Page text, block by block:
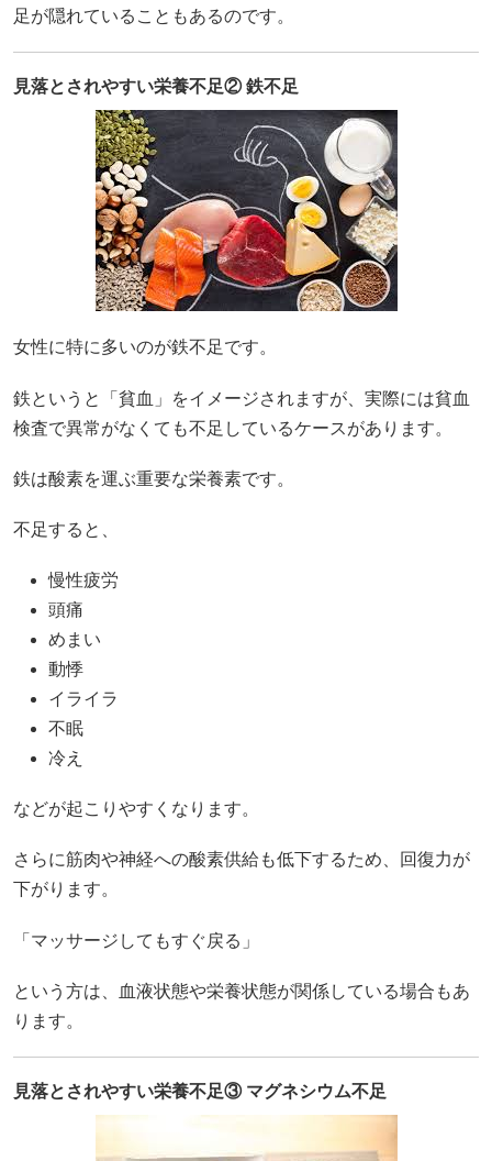
足が隠れていることもあるのです。
見落とされやすい栄養不足② 鉄不足
女性に特に多いのが鉄不足です。
鉄というと「貧血」をイメージされますが、実際には貧血
検査で異常がなくても不足しているケースがあります。
鉄は酸素を運ぶ重要な栄養素です。
不足すると、
慢性疲労
頭痛
めまい
動悸
イライラ
不眠
冷え
などが起こりやすくなります。
さらに筋肉や神経への酸素供給も低下するため、回復力が
下がります。
「マッサージしてもすぐ戻る」
という方は、血液状態や栄養状態が関係している場合もあ
ります。
見落とされやすい栄養不足③ マグネシウム不足